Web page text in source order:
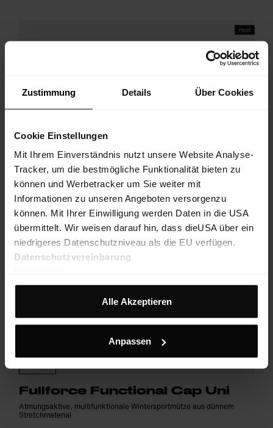
Zustimmung Details Über Cookies
Cookie Einstellungen
Mit Ihrem Einverständnis nutzt unsere Website Analyse-
Tracker, um die bestmögliche Funktionalität bieten zu
können und Werbetracker um Sie weiter mit
Informationen zu unseren Angeboten versorgenzu
können. Mit Ihrer Einwilligung werden Daten in die USA
übermittelt. Wir weisen darauf hin, dass dieUSA über ein
niedrigeres Datenschutzniveau als die EU verfügen.
Datenschutzvereinbarung
Alle Akzeptieren
Anpassen
FW25
Fullforce Functional Cap Uni
Atmungsaktive, multifunktionale Wintersportmütze aus dünnem
Stretchmaterial